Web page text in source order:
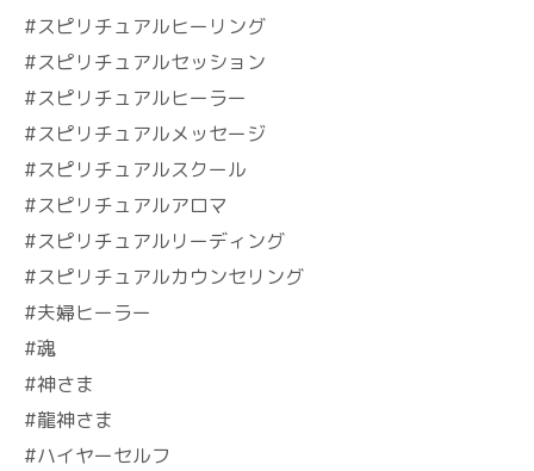
#スピリチュアルヒーリング
#スピリチュアルセッション
#スピリチュアルヒーラー
#スピリチュアルメッセージ
#スピリチュアルスクール
#スピリチュアルアロマ
#スピリチュアルリーディング
#スピリチュアルカウンセリング
#夫婦ヒーラー
#魂
#神さま
#龍神さま
#ハイヤーセルフ